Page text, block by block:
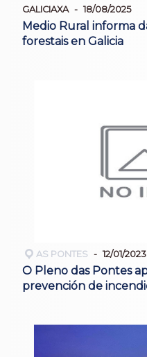
GALICIAXA 18/08/2025
Medio Rural informa
forestais en Galicia
AS PONTES 12/01/2023
O Pleno das Pontes
prevención de